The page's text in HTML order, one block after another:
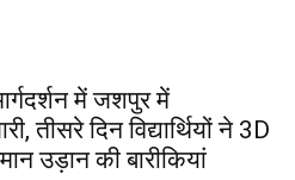
में जशपुर में
तीसरे दिन विद्यार्थियों ने 3D
उड़ान की बारीकियां